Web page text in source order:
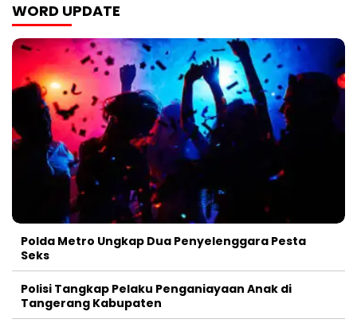
WORD UPDATE
Polda Metro Ungkap Dua Penyelenggara Pesta
Seks
Polisi Tangkap Pelaku Penganiayaan Anak di
Tangerang Kabupaten